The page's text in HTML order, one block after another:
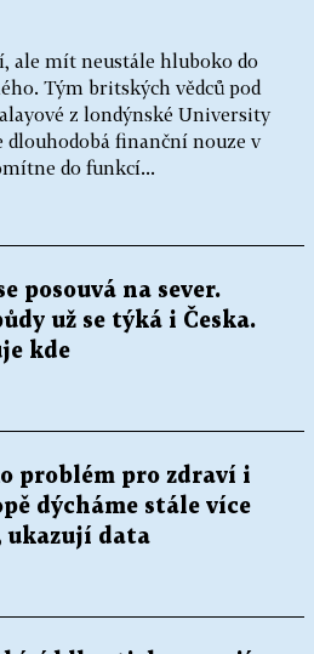
ale mít neustále hluboko do
Tým britských vědců pod
z londýnské University
dlouhodobá finanční nouze v
do funkcí...
posouvá na sever.
už se týká i Česka.
kde
problém pro zdraví i
dýcháme stále více
ukazují data